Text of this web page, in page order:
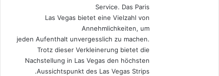
Service. Das Paris
Las Vegas bietet eine Vielzahl von
Annehmlichkeiten, um
jeden Aufenthalt unvergesslich zu machen.
Trotz dieser Verkleinerung bietet die
Nachstellung in Las Vegas den höchsten
Aussichtspunkt des Las Vegas Strips.